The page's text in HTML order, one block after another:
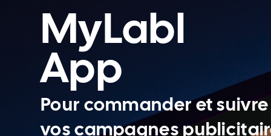
MyLabl
App
Pour commander et suivre
vos campagnes